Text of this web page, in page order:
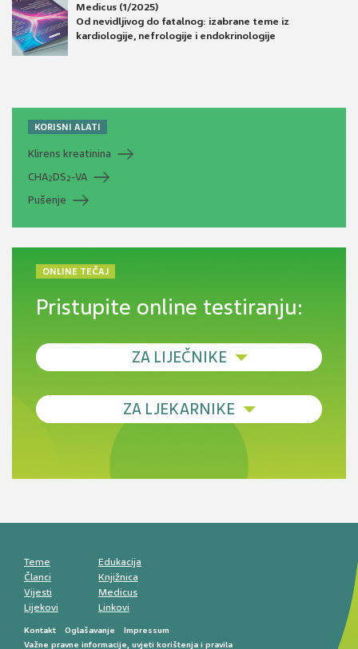
Medicus (1/2025)
Od nevidljivog do fatalnog: izabrane teme iz
kardiologije, nefrologije i endokrinologije
KORISNI ALATI
Klirens kreatinina
CHA2DS2-VA
Pušenje
ONLINE TEČAJ
Pristupite online testiranju:
ZA LIJEČNIKE
Debljina - od prevencije do personalizirane
Novi pogled na migrenu: komorbiditeti, spolne
razlike i nove terapije
smetnji do rane onkološke dijagnostike
ZA LJEKARNIKE
Antikoagulansi u ljekarničkoj praksi –
Teme
Članci
Vijesti
Lijekovi
Edukacija
Knjižnica
Medicus
Linkovi
Kontakt Oglašavanje
Impressum
Važne pravne informacije, uvjeti korištenja i pravila